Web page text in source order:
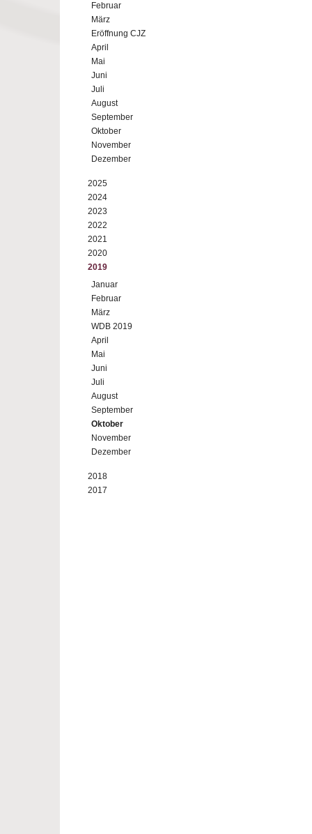
Februar
März
Eröffnung CJZ
April
Mai
Juni
Juli
August
September
Oktober
November
Dezember
2025
2024
2023
2022
2021
2020
2019
Januar
Februar
März
WDB 2019
April
Mai
Juni
Juli
August
September
Oktober
November
Dezember
2018
2017